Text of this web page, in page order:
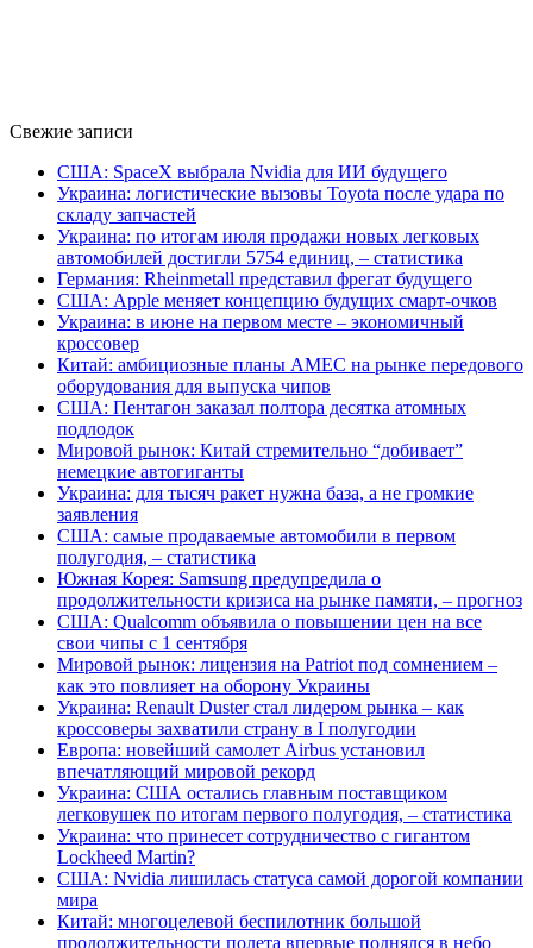
Свежие записи
США: SpaceX выбрала Nvidia для ИИ будущего
Украина: логистические вызовы Toyota после удара по
складу запчастей
Украина: по итогам июля продажи новых легковых
автомобилей достигли 5754 единиц, – статистика
Германия: Rheinmetall представил фрегат будущего
США: Apple меняет концепцию будущих смарт-очков
Украина: в июне на первом месте – экономичный
кроссовер
Китай: амбициозные планы AMEC на рынке передового
оборудования для выпуска чипов
США: Пентагон заказал полтора десятка атомных
подлодок
Мировой рынок: Китай стремительно “добивает”
немецкие автогиганты
Украина: для тысяч ракет нужна база, а не громкие
заявления
США: самые продаваемые автомобили в первом
полугодия, – статистика
Южная Корея: Samsung предупредила о
продолжительности кризиса на рынке памяти, – прогноз
США: Qualcomm объявила о повышении цен на все
свои чипы с 1 сентября
Мировой рынок: лицензия на Patriot под сомнением –
как это повлияет на оборону Украины
Украина: Renault Duster стал лидером рынка – как
кроссоверы захватили страну в I полугодии
Европа: новейший самолет Airbus установил
впечатляющий мировой рекорд
Украина: США остались главным поставщиком
легковушек по итогам первого полугодия, – статистика
Украина: что принесет сотрудничество с гигантом
Lockheed Martin?
США: Nvidia лишилась статуса самой дорогой компании
мира
Китай: многоцелевой беспилотник большой
продолжительности полета впервые поднялся в небо